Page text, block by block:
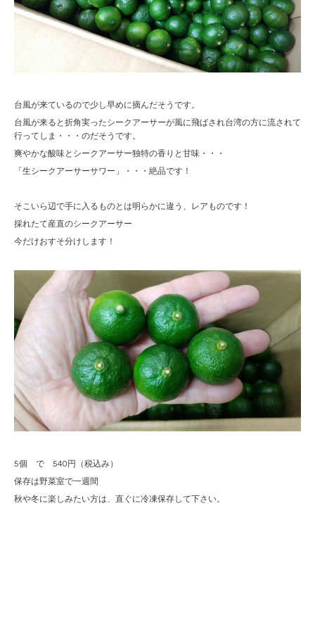
台風が来ているので少し早めに摘んだそうです。
台風が来ると折角実ったシークアーサーが風に飛ばされ台湾の方に流されて
行ってしま・・・のだそうです。
爽やかな酸味とシークアーサー独特の香りと甘味・・・
「生シークアーサーサワー」・・・絶品です！
そこいら辺で手に入るものとは明らかに違う、レアものです！
採れたて産直のシークアーサー
今だけおすそ分けします！
5個 で 540円（税込み）
保存は野菜室で一週間
秋や冬に楽しみたい方は、直ぐに冷凍保存して下さい。